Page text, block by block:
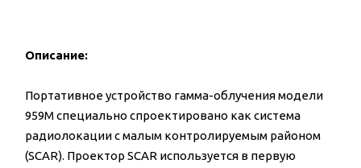
Описание:
Портативное устройство гамма-облучения модели
959М специально спроектировано как система
радиолокации с малым контролируемым районом
(SCAR). Проектор SCAR используется в первую